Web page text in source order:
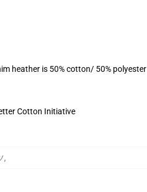
heather is 50% cotton/ 50% polyester
Cotton Initiative
,